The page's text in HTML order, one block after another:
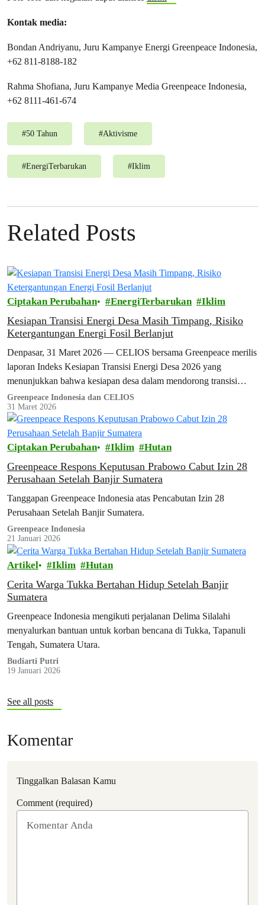
Kontak media:
Bondan Andriyanu, Juru Kampanye Energi Greenpeace Indonesia,
+62 811-8188-182
Rahma Shofiana, Juru Kampanye Media Greenpeace Indonesia,
+62 8111-461-674
#50 Tahun #Aktivisme
#EnergiTerbarukan #Iklim
Related Posts
Ciptakan Perubahan EnergiTerbarukan Iklim
Kesiapan Transisi Energi Desa Masih Timpang, Risiko
Ketergantungan Energi Fosil Berlanjut
Denpasar, 31 Maret 2026 — CELIOS bersama Greenpeace merilis
laporan Indeks Kesiapan Transisi Energi Desa 2026 yang
menunjukkan bahwa kesiapan desa dalam mendorong transisi
energi bersih di Indonesia masih menghadapi…
Greenpeace Indonesia dan CELIOS
31 Maret 2026
Ciptakan Perubahan Iklim Hutan
Greenpeace Respons Keputusan Prabowo Cabut Izin 28
Perusahaan Setelah Banjir Sumatera
Tanggapan Greenpeace Indonesia atas Pencabutan Izin 28
Perusahaan Setelah Banjir Sumatera.
Greenpeace Indonesia
21 Januari 2026
Artikel Iklim Hutan
Cerita Warga Tukka Bertahan Hidup Setelah Banjir
Sumatera
Greenpeace Indonesia mengikuti perjalanan Delima Silalahi
menyalurkan bantuan untuk korban bencana di Tukka, Tapanuli
Tengah, Sumatera Utara.
Budiarti Putri
19 Januari 2026
See all posts
Komentar
Tinggalkan Balasan Kamu
Comment (required)